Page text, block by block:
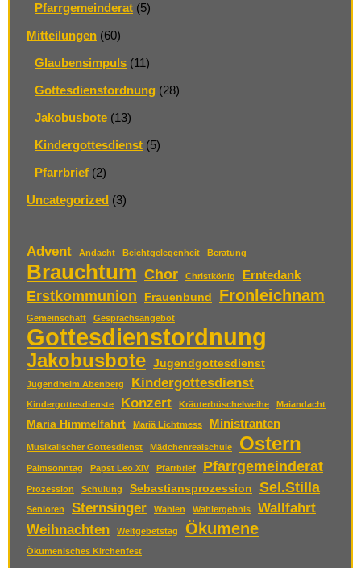
Pfarrgemeinderat (5)
Mitteilungen (60)
Glaubensimpuls (11)
Gottesdienstordnung (28)
Jakobusbote (13)
Kindergottesdienst (5)
Pfarrbrief (2)
Uncategorized (3)
Advent Andacht Beichtgelegenheit Beratung
Brauchtum Chor Christkönig Erntedank
Erstkommunion Frauenbund Fronleichnam
Gemeinschaft Gesprächsangebot
Gottesdienstordnung
Jakobusbote Jugendgottesdienst
Jugendheim Abenberg Kindergottesdienst
Kindergottesdienste Konzert Kräuterbüschelweihe Maiandacht
Maria Himmelfahrt Mariä Lichtmess Ministranten
Musikalischer Gottesdienst Mädchenrealschule Ostern
Palmsonntag Papst Leo XIV Pfarrbrief Pfarrgemeinderat
Prozession Schulung Sebastiansprozession Sel.Stilla
Senioren Sternsinger Wahlen Wahlergebnis
Wallfahrt
Weihnachten
Weltgebetstag Ökumene
Ökumenisches Kirchenfest